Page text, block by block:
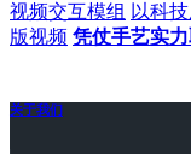
视频交互模组 以科
版视频 凭仗手艺实
关于我们